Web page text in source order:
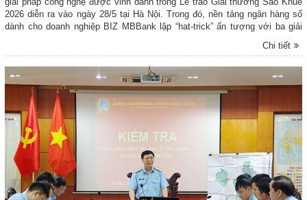
2026 diễn ra vào ngày 28/5 tại Hà Nội. Trong đó, nền tảng ngân hàng số
dành cho doanh nghiệp BIZ MBBank lập “hat-trick” ấn tượng với ba giải
thưởng dành cho sản phẩm số xuất sắc được xếp hạng trên trên Bản đồ
Giải pháp Công nghệ số Việt Nam 2026. Đây cũng là năm thứ tám liên tiếp
thưởng uy tín hàng đầu trong lĩnh vực công nghệ thông tin và chuyển đổi
số tại Việt Nam.
Chi tiết